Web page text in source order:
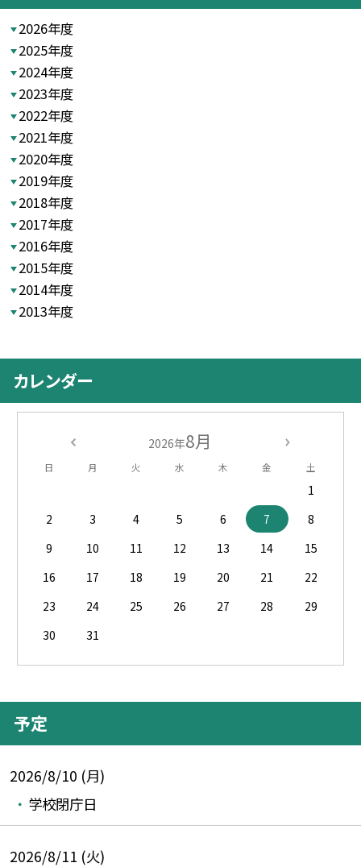
2026年度
2025年度
2024年度
2023年度
2022年度
2021年度
2020年度
2019年度
2018年度
2017年度
2016年度
2015年度
2014年度
2013年度
カレンダー
2026年8月
日 月 火 水 木 金 土
1
2
3 4 5 6 7
8
9
10 11 12 13 14
15
16
17 18 19 20 21
22
23
24 25 26 27 28
29
30
31
予定
2026/8/10 (月)
学校閉庁日
2026/8/11 (火)